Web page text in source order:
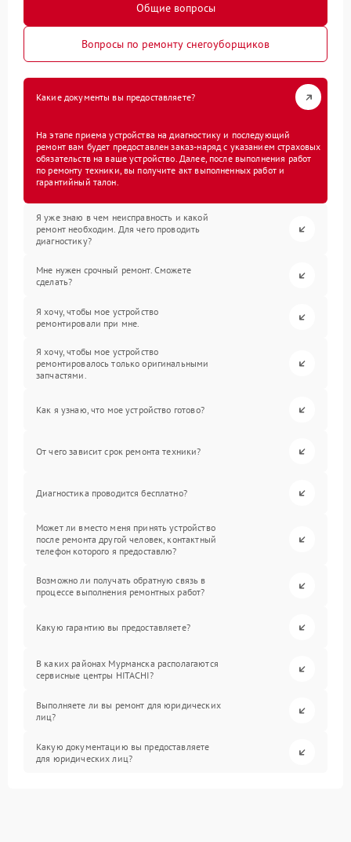
Общие вопросы
Вопросы по ремонту снегоуборщиков
Какие документы вы предоставляете?
На этапе приема устройства на диагностику и последующий
ремонт вам будет предоставлен заказ-наряд с указанием страховых
обязательств на ваше устройство. Далее, после выполнения работ
по ремонту техники, вы получите акт выполненных работ и
гарантийный талон.
Я уже знаю в чем неисправность и какой
ремонт необходим. Для чего проводить
диагностику?
Мне нужен срочный ремонт. Сможете
сделать?
Я хочу, чтобы мое устройство
ремонтировали при мне.
Я хочу, чтобы мое устройство
ремонтировалось только оригинальными
запчастями.
Как я узнаю, что мое устройство готово?
От чего зависит срок ремонта техники?
Диагностика проводится бесплатно?
Может ли вместо меня принять устройство
после ремонта другой человек, контактный
телефон которого я предоставлю?
Возможно ли получать обратную связь в
процессе выполнения ремонтных работ?
Какую гарантию вы предоставляете?
В каких районах Мурманска располагаются
сервисные центры HITACHI?
Выполняете ли вы ремонт для юридических
лиц?
Какую документацию вы предоставляете
для юридических лиц?